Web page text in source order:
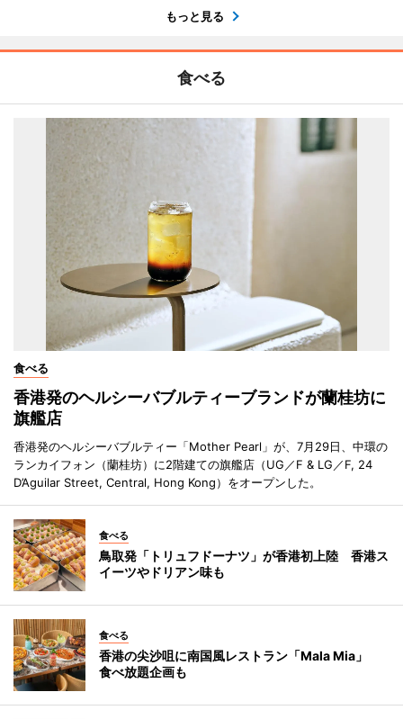
もっと見る
食べる
食べる
香港発のヘルシーバブルティーブランドが蘭桂坊に
旗艦店
香港発のヘルシーバブルティー「Mother Pearl」が、7月29日、中環の
ランカイフォン（蘭桂坊）に2階建ての旗艦店（UG／F & LG／F, 24
D’Aguilar Street, Central, Hong Kong）をオープンした。
食べる
鳥取発「トリュフドーナツ」が香港初上陸 香港ス
イーツやドリアン味も
食べる
香港の尖沙咀に南国風レストラン「Mala Mia」
食べ放題企画も